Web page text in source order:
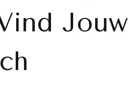
Jouw